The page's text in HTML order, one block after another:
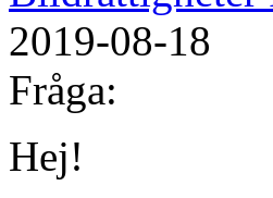
2019-08-18
Fråga:
Hej!